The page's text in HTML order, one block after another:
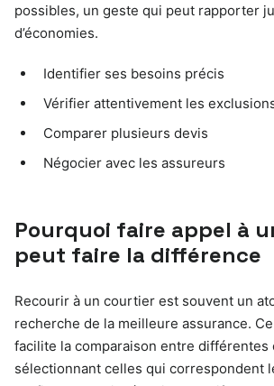
possibles, un geste qui peut rapporter
d’économies.
Identifier ses besoins précis
Vérifier attentivement les
Comparer plusieurs devis
Négocier avec les assureurs
Pourquoi faire appel à
peut faire la différence
Recourir à un courtier est souvent un
recherche de la meilleure assurance.
facilite la comparaison entre différentes
sélectionnant celles qui correspondent